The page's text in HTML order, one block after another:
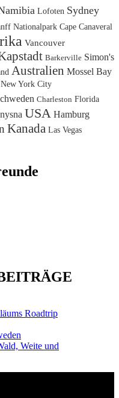
Lofoten Sydney
Nationalpark Cape Canaveral
Vancouver
Barkerville Simon's
Australien Mossel Bay
New York City
Charleston Florida
USA Hamburg
Kanada Las Vegas
Roadtrip
Weite und